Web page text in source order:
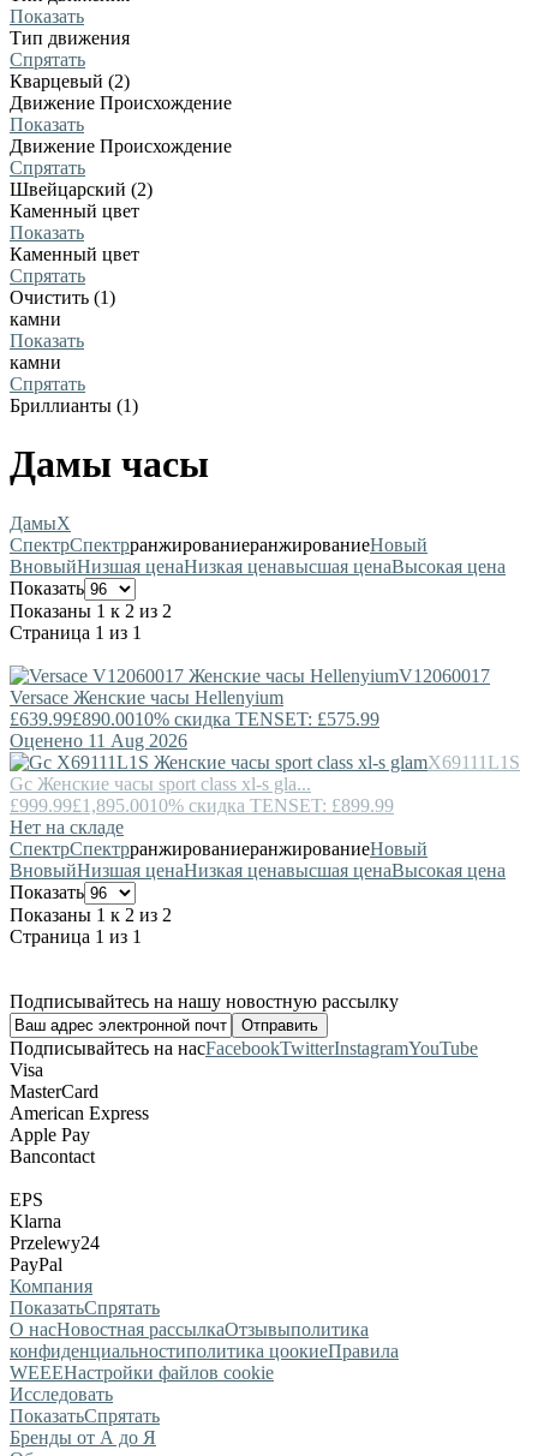
Показать
Тип движения
Спрятать
Кварцевый (2)
Движение Происхождение
Показать
Движение Происхождение
Спрятать
Швейцарский (2)
Каменный цвет
Показать
Каменный цвет
Спрятать
Очистить (1)
камни
Показать
камни
Спрятать
Бриллианты (1)
Дамы часы
ДамыX
СпектрСпектрранжированиеранжированиеНовый
ВновыйНизшая ценаНизкая ценавысшая ценаВысокая цена
Показать
Показаны 1 к 2 из 2
Страница 1 из 1
V12060017
Versace Женские часы Hellenyium
£639.99£890.0010% скидка TENSET: £575.99
Оценено 11 Aug 2026
X69111L1S
Gc Женские часы sport class xl-s gla...
£999.99£1,895.0010% скидка TENSET: £899.99
Нет на складе
СпектрСпектрранжированиеранжированиеНовый
ВновыйНизшая ценаНизкая ценавысшая ценаВысокая цена
Показать
Показаны 1 к 2 из 2
Страница 1 из 1
Подписывайтесь на нашу новостную рассылку
Подписывайтесь на насFacebookTwitterInstagramYouTube
Visa
MasterCard
American Express
Apple Pay
Bancontact
EPS
Klarna
Przelewy24
PayPal
Компания
ПоказатьСпрятать
О насНовостная рассылкаОтзывыполитика
конфиденциальностиполитика цоокиеПравила
WEEEНастройки файлов cookie
Исследовать
ПоказатьСпрятать
Бренды от А до Я